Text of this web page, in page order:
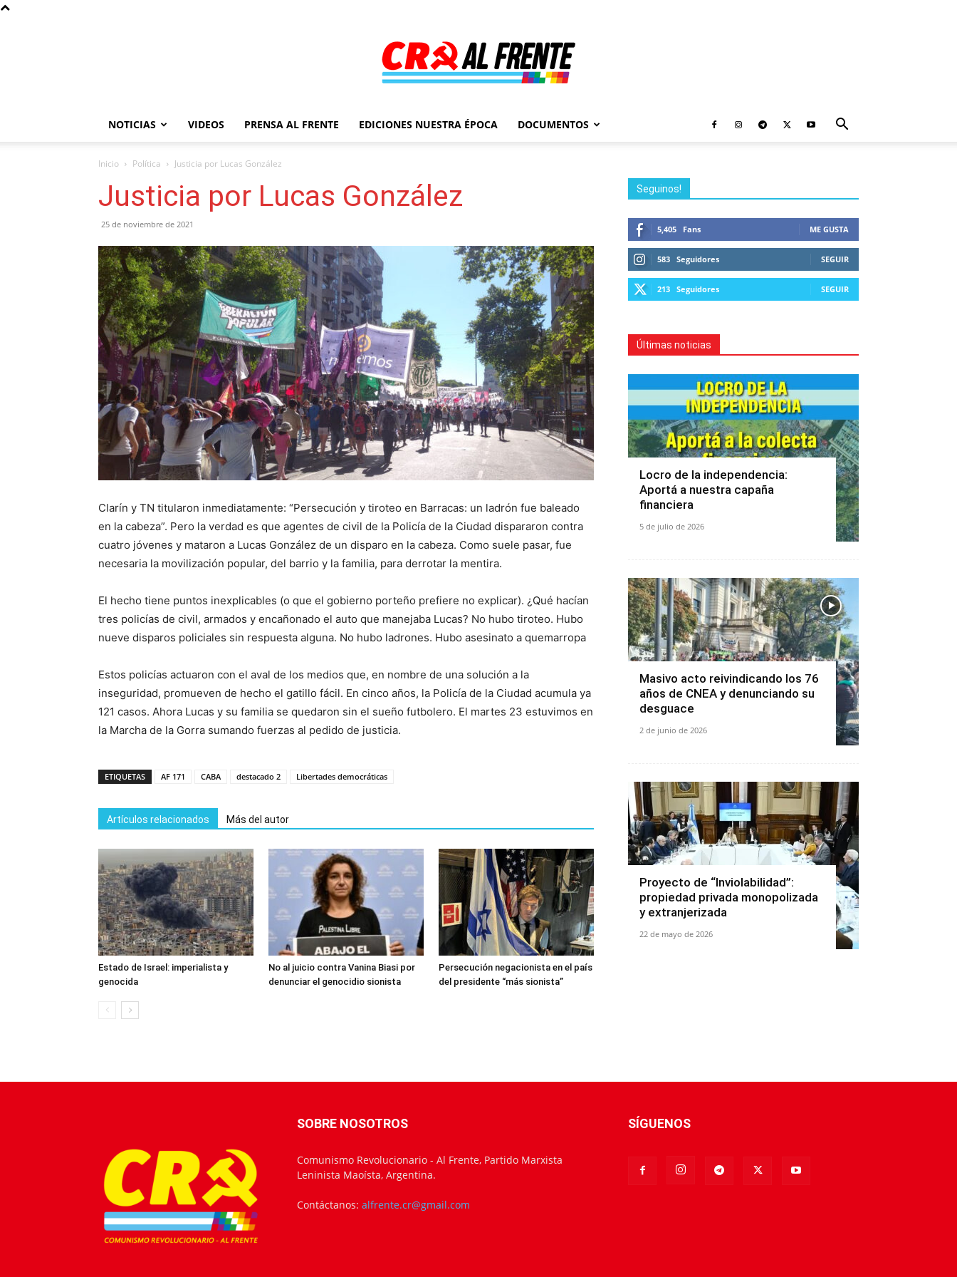
Al
–
CR
NOTICIAS VIDEOS PRENSA AL FRENTE EDICIONES NUESTRA ÉPOCA DOCUMENTOS
Inicio Política Justicia por Lucas González
Justicia por Lucas González
25 de noviembre de 2021
Clarín y TN titularon inmediatamente: “Persecución y tiroteo en Barracas: un ladrón fue baleado
en la cabeza”. Pero la verdad es que agentes de civil de la Policía de la Ciudad dispararon contra
cuatro jóvenes y mataron a Lucas González de un disparo en la cabeza. Como suele pasar, fue
necesaria la movilización popular, del barrio y la familia, para derrotar la mentira.
El hecho tiene puntos inexplicables (o que el gobierno porteño prefiere no explicar). ¿Qué hacían
tres policías de civil, armados y encañonado el auto que manejaba Lucas? No hubo tiroteo. Hubo
nueve disparos policiales sin respuesta alguna. No hubo ladrones. Hubo asesinato a quemarropa
Estos policías actuaron con el aval de los medios que, en nombre de una solución a la
inseguridad, promueven de hecho el gatillo fácil. En cinco años, la Policía de la Ciudad acumula ya
121 casos. Ahora Lucas y su familia se quedaron sin el sueño futbolero. El martes 23 estuvimos en
la Marcha de la Gorra sumando fuerzas al pedido de justicia.
ETIQUETAS AF 171 CABA destacado 2 Libertades democráticas
Artículos relacionados Más del autor
Estado de Israel: imperialista y
genocida
No al juicio contra Vanina Biasi por
denunciar el genocidio sionista
Persecución negacionista en el país
del presidente “más sionista”
Seguinos!
5,405 Fans ME GUSTA
583 Seguidores SEGUIR
213 Seguidores SEGUIR
Últimas noticias
Locro de la independencia:
Aportá a nuestra capaña
financiera
5 de julio de 2026
Masivo acto reivindicando los 76
años de CNEA y denunciando su
desguace
2 de junio de 2026
Proyecto de “Inviolabilidad”:
propiedad privada monopolizada
y extranjerizada
22 de mayo de 2026
SOBRE NOSOTROS
Comunismo Revolucionario - Al Frente, Partido Marxista
Leninista Maoísta, Argentina.
Contáctanos: alfrente.cr@gmail.com
SÍGUENOS